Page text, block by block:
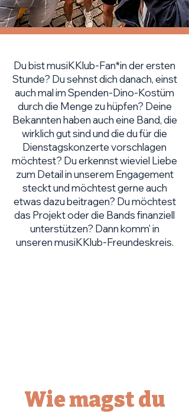
Du bist musiKKlub-Fan*in der ersten
Stunde? Du sehnst dich danach, einst
auch mal im Spenden-Dino-Kostüm
durch die Menge zu hüpfen? Deine
Bekannten haben auch eine Band, die
wirklich gut sind und die du für die
Dienstagskonzerte vorschlagen
möchtest? Du erkennst wieviel Liebe
zum Detail in unserem Engagement
steckt und möchtest gerne auch
etwas dazu beitragen? Du möchtest
das Projekt oder die Bands finanziell
unterstützen? Dann komm' in
unseren musiKKlub-Freundeskreis.
Wie magst du